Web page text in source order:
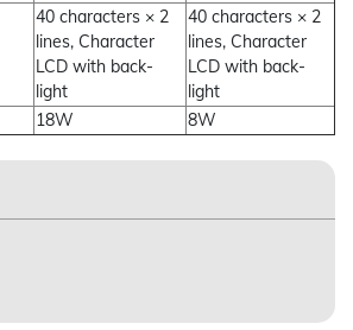
40 characters × 2
lines, Character
LCD with back-
light
40 characters × 2
lines, Character
LCD with back-
light
18W 8W